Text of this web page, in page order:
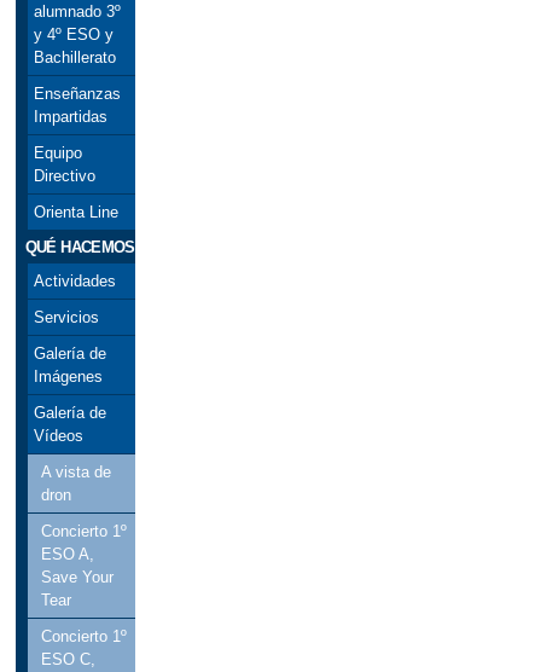
alumnado 3º
y 4º ESO y
Bachillerato
Enseñanzas
Impartidas
Equipo
Directivo
Orienta Line
QUÉ HACEMOS
Actividades
Servicios
Galería de
Imágenes
Galería de
Vídeos
A vista de
dron
Concierto 1º
ESO A,
Save Your
Tear
Concierto 1º
ESO C,